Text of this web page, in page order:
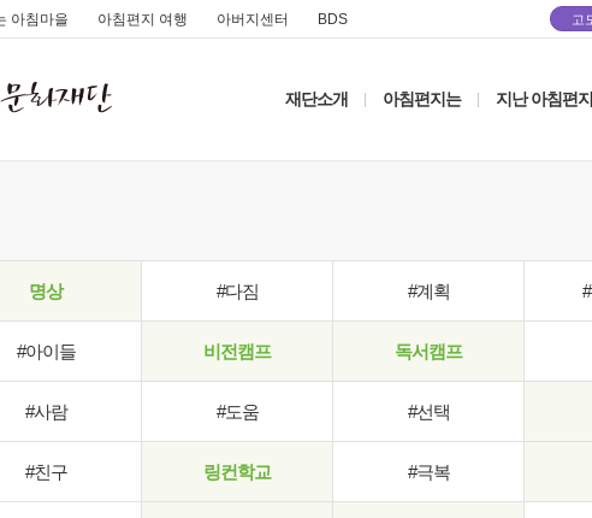
아침마을 아침편지 여행 아버지센터 BDS 고
재단소개 아침편지는 지난 아침편지
명상 #다짐 #계획
#아이들 비전캠프 독서캠프
#사람 #도움 #선택
#친구 링컨학교 #극복